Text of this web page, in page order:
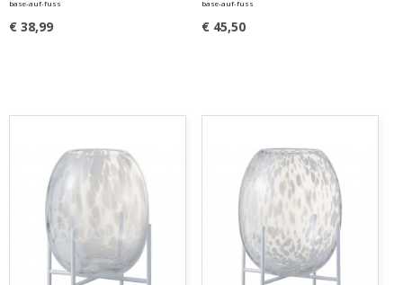
base-auf-fuss
€ 38,99
base-auf-fuss
€ 45,50